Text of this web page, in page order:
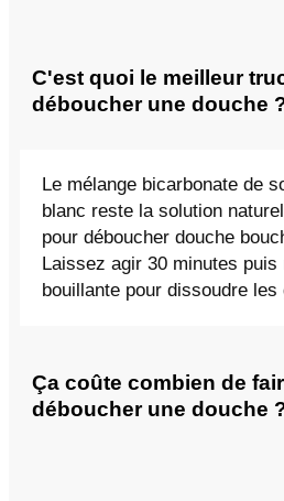
C'est quoi le meilleur
déboucher une douche
Le mélange bicarbonate de
blanc reste la solution
pour déboucher douche
Laissez agir 30 minutes
bouillante pour dissoudre les
Ça coûte combien de
déboucher une douche